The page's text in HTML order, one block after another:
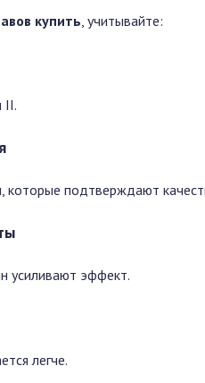
купить , учитывайте:
II.
подтверждают
усиливают эффект.
легче.